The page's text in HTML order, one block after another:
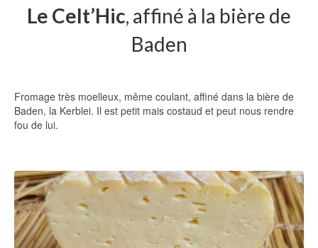
Le Celt’Hic, affiné à la bière de
Baden
Fromage très moelleux, même coulant, affiné dans la bière de
Baden, la Kerblei. Il est petit mais costaud et peut nous rendre
fou de lui.